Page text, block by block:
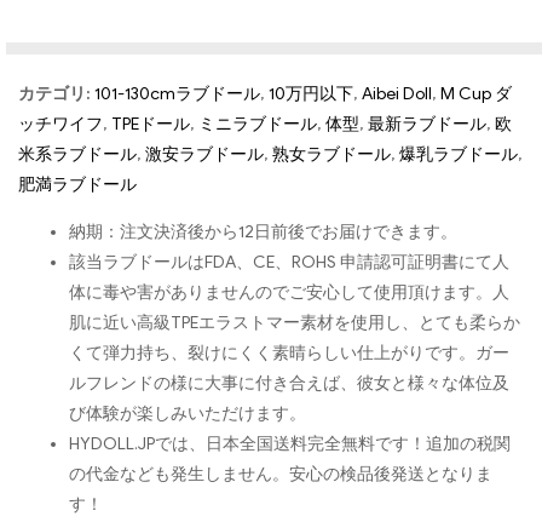
カテゴリ: 101-130cmラブドール, 10万円以下, Aibei Doll, M Cup ダ
ッチワイフ, TPEドール, ミニラブドール, 体型, 最新ラブドール, 欧
米系ラブドール, 激安ラブドール, 熟女ラブドール, 爆乳ラブドール,
肥満ラブドール
納期：注文決済後から12日前後でお届けできます。
該当ラブドールはFDA、CE、ROHS 申請認可証明書にて人
体に毒や害がありませんのでご安心して使用頂けます。人
肌に近い高級TPEエラストマー素材を使用し、とても柔らか
くて弾力持ち、裂けにくく素晴らしい仕上がりです。ガー
ルフレンドの様に大事に付き合えば、彼女と様々な体位及
び体験が楽しみいただけます。
HYDOLL.JPでは、日本全国送料完全無料です！追加の税関
の代金なども発生しません。安心の検品後発送となりま
す！